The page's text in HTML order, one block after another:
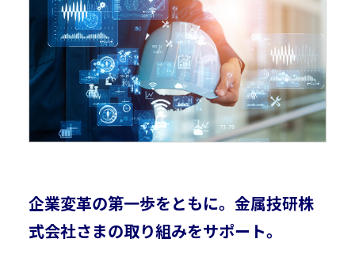
企業変革の第一歩をともに。 金属技研株
式会社さまの取り組みをサポート。